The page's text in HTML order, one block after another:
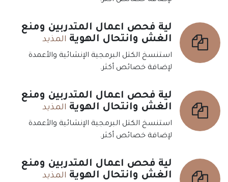
لية فحص أعمال المتدربين ومنع
الغش وانتحال الهوية المذيد
استنسخ الكتل البرمجية الإنشائية والأعمدة
لإضافة خصائص أكثر.
لية فحص أعمال المتدربين ومنع
الغش وانتحال الهوية المذيد
استنسخ الكتل البرمجية الإنشائية والأعمدة
لإضافة خصائص أكثر.
لية فحص أعمال المتدربين ومنع
الغش وانتحال الهوية المذيد